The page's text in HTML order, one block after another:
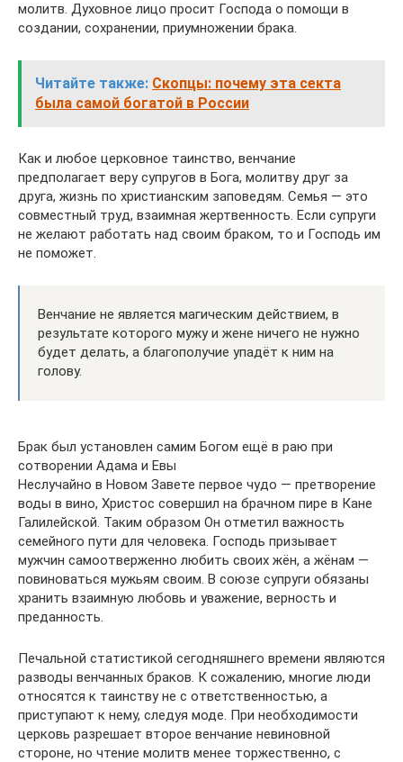
молитв. Духовное лицо просит Господа о помощи в
создании, сохранении, приумножении брака.
Читайте также: Скопцы: почему эта секта
была самой богатой в России
Как и любое церковное таинство, венчание
предполагает веру супругов в Бога, молитву друг за
друга, жизнь по христианским заповедям. Семья — это
совместный труд, взаимная жертвенность. Если супруги
не желают работать над своим браком, то и Господь им
не поможет.
Венчание не является магическим действием, в
результате которого мужу и жене ничего не нужно
будет делать, а благополучие упадёт к ним на
голову.
Брак был установлен самим Богом ещё в раю при
сотворении Адама и Евы
Неслучайно в Новом Завете первое чудо — претворение
воды в вино, Христос совершил на брачном пире в Кане
Галилейской. Таким образом Он отметил важность
семейного пути для человека. Господь призывает
мужчин самоотверженно любить своих жён, а жёнам —
повиноваться мужьям своим. В союзе супруги обязаны
хранить взаимную любовь и уважение, верность и
преданность.
Печальной статистикой сегодняшнего времени являются
разводы венчанных браков. К сожалению, многие люди
относятся к таинству не с ответственностью, а
приступают к нему, следуя моде. При необходимости
церковь разрешает второе венчание невиновной
стороне, но чтение молитв менее торжественно, с